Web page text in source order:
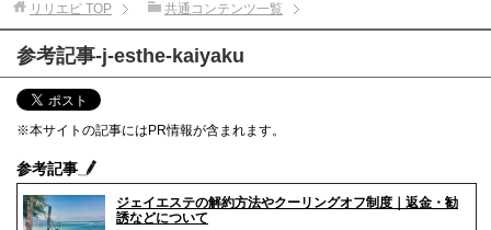
リリエピ TOP 共通コンテンツ一覧
参考記事-j-esthe-kaiyaku
※本サイトの記事にはPR情報が含まれます。
参考記事
ジェイエステの解約方法やクーリングオフ制度｜返金・勧
誘などについて